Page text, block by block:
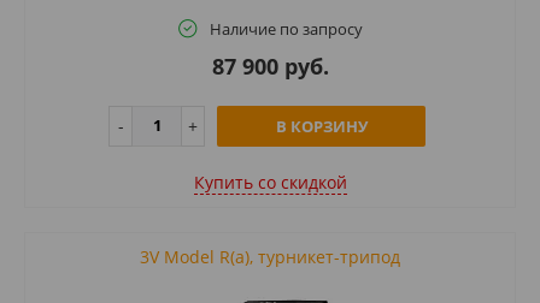
Наличие по запросу
87 900 руб.
В КОРЗИНУ
Купить cо скидкой
3V Model R(a), турникет-трипод